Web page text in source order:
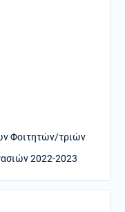
Φοιτητών/τριών
2022-2023